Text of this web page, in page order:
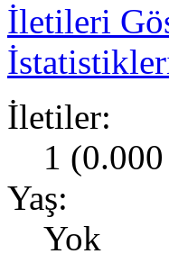
İletileri
İletiler:
1 (0.000
Yaş:
Yok